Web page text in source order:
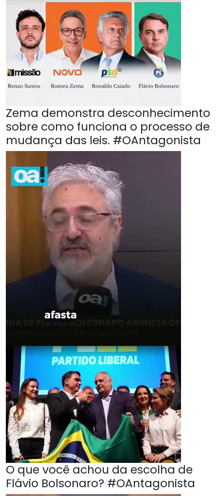
Zema demonstra desconhecimento
sobre como funciona o processo de
mudança das leis. #OAntagonista
O que você achou da escolha de
Flávio Bolsonaro? #OAntagonista